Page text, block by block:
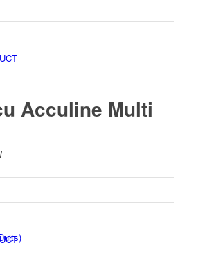
)
Acculine Multi